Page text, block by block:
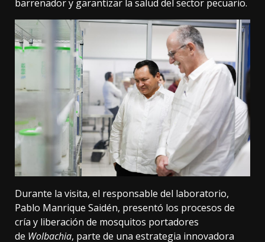
barrenador y garantizar la salud del sector pecuario.
Durante la visita, el responsable del laboratorio,
Pablo Manrique Saidén, presentó los procesos de
cría y liberación de mosquitos portadores
de Wolbachia, parte de una estrategia innovadora